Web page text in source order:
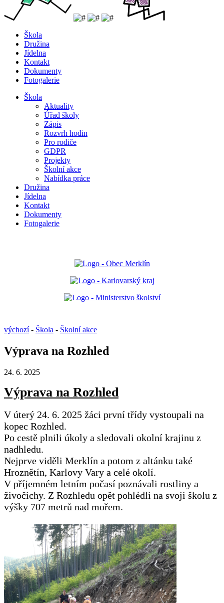
Škola
Družina
Jídelna
Kontakt
Dokumenty
Fotogalerie
Škola
Aktuality
Úřad školy
Zápis
Rozvrh hodin
Pro rodiče
GDPR
Projekty
Školní akce
Nabídka práce
Družina
Jídelna
Kontakt
Dokumenty
Fotogalerie
výchozí- Škola - Školní akce
Výprava na Rozhled
24. 6. 2025
Výprava na Rozhled
V úterý 24. 6. 2025 žáci první třídy vystoupali na
kopec Rozhled.
Po cestě plnili úkoly a sledovali okolní krajinu z
nadhledu.
Nejprve viděli Merklín a potom z altánku také
Hroznětín, Karlovy Vary a celé okolí.
V příjemném letním počasí poznávali rostliny a
živočichy. Z Rozhledu opět pohlédli na svoji školu z
výšky 707 metrů nad mořem.